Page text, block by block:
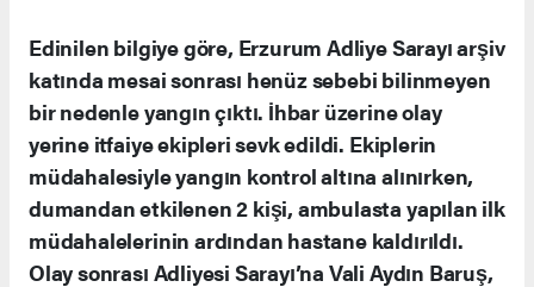
Edinilen bilgiye göre, Erzurum Adliye Sarayı arşiv
katında mesai sonrası henüz sebebi bilinmeyen
bir nedenle yangın çıktı. İhbar üzerine olay
yerine itfaiye ekipleri sevk edildi. Ekiplerin
müdahalesiyle yangın kontrol altına alınırken,
dumandan etkilenen 2 kişi, ambulasta yapılan ilk
müdahalelerinin ardından hastane kaldırıldı.
Olay sonrası Adliyesi Sarayı’na Vali Aydın Baruş,